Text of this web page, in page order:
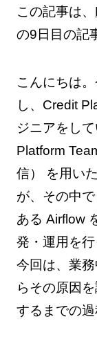
この記事は、
の9日目の記
こんにちは
し、Credit
ジニアをし
Platform
信） を用い
が、その中
ある Airflow
発・運用を行
今回は、業
らその原因
するまでの過